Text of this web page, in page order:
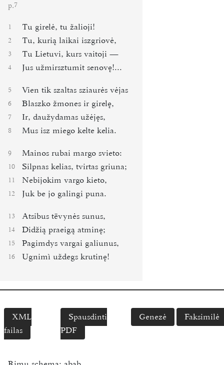
p.7
1 Tu girelė, tu žalioji!
2 Tu, kurią laikai iszgriovė,
3 Tu Lietuvi, kurs vaitoji ―
4 Jus užmirsztumit senovę!...
5 Vien tik szaltas sziaurės vėjas
6 Blaszko žmones ir girelę,
7 Ir, daužydamas užėjęs,
8 Mus isz miego kelte kelia.
9 Mainos rubai margo svieto:
10 Silpnas kelias, tvirtas griuna;
11 Nebijokim vargo kieto,
12 Juk be jo galingi puna.
13 Atsibus tēvynės sunus,
14 Didžią praeigą atminę;
15 Pagimdys vargai galiunus,
16 Ugnimì uždegs krutinę!
XML
failas
Spausdinti
PDF
Genezė Faksimilė